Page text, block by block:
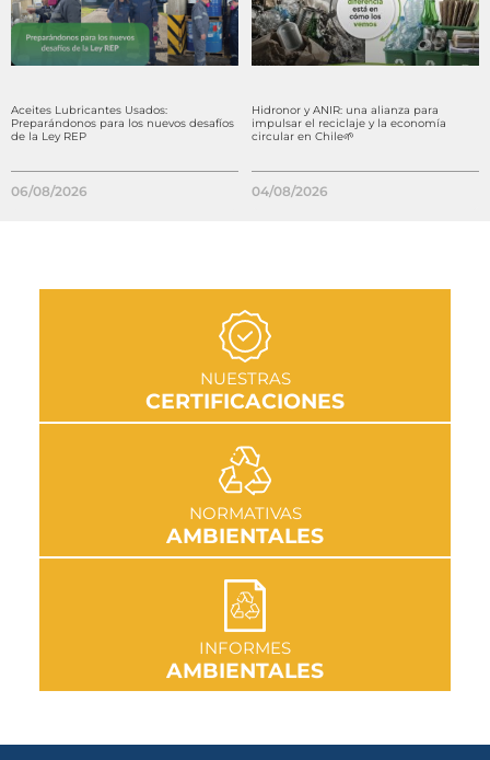
Aceites Lubricantes Usados:
Preparándonos para los nuevos desafíos
de la Ley REP
06/08/2026
Hidronor y ANIR: una alianza para
impulsar el reciclaje y la economía
circular en Chile🌱
04/08/2026
NUESTRAS
CERTIFICACIONES
IR A SECCIÓN
NORMATIVAS
AMBIENTALES
IR A SECCIÓN
INFORMES
AMBIENTALES
IR A SECCIÓN